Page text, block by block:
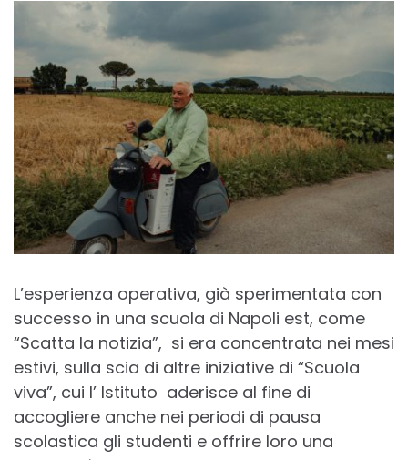
L’esperienza operativa, già sperimentata con
successo in una scuola di Napoli est, come
“Scatta la notizia”, si era concentrata nei mesi
estivi, sulla scia di altre iniziative di “Scuola
viva”, cui l’ Istituto aderisce al fine di
accogliere anche nei periodi di pausa
scolastica gli studenti e offrire loro una